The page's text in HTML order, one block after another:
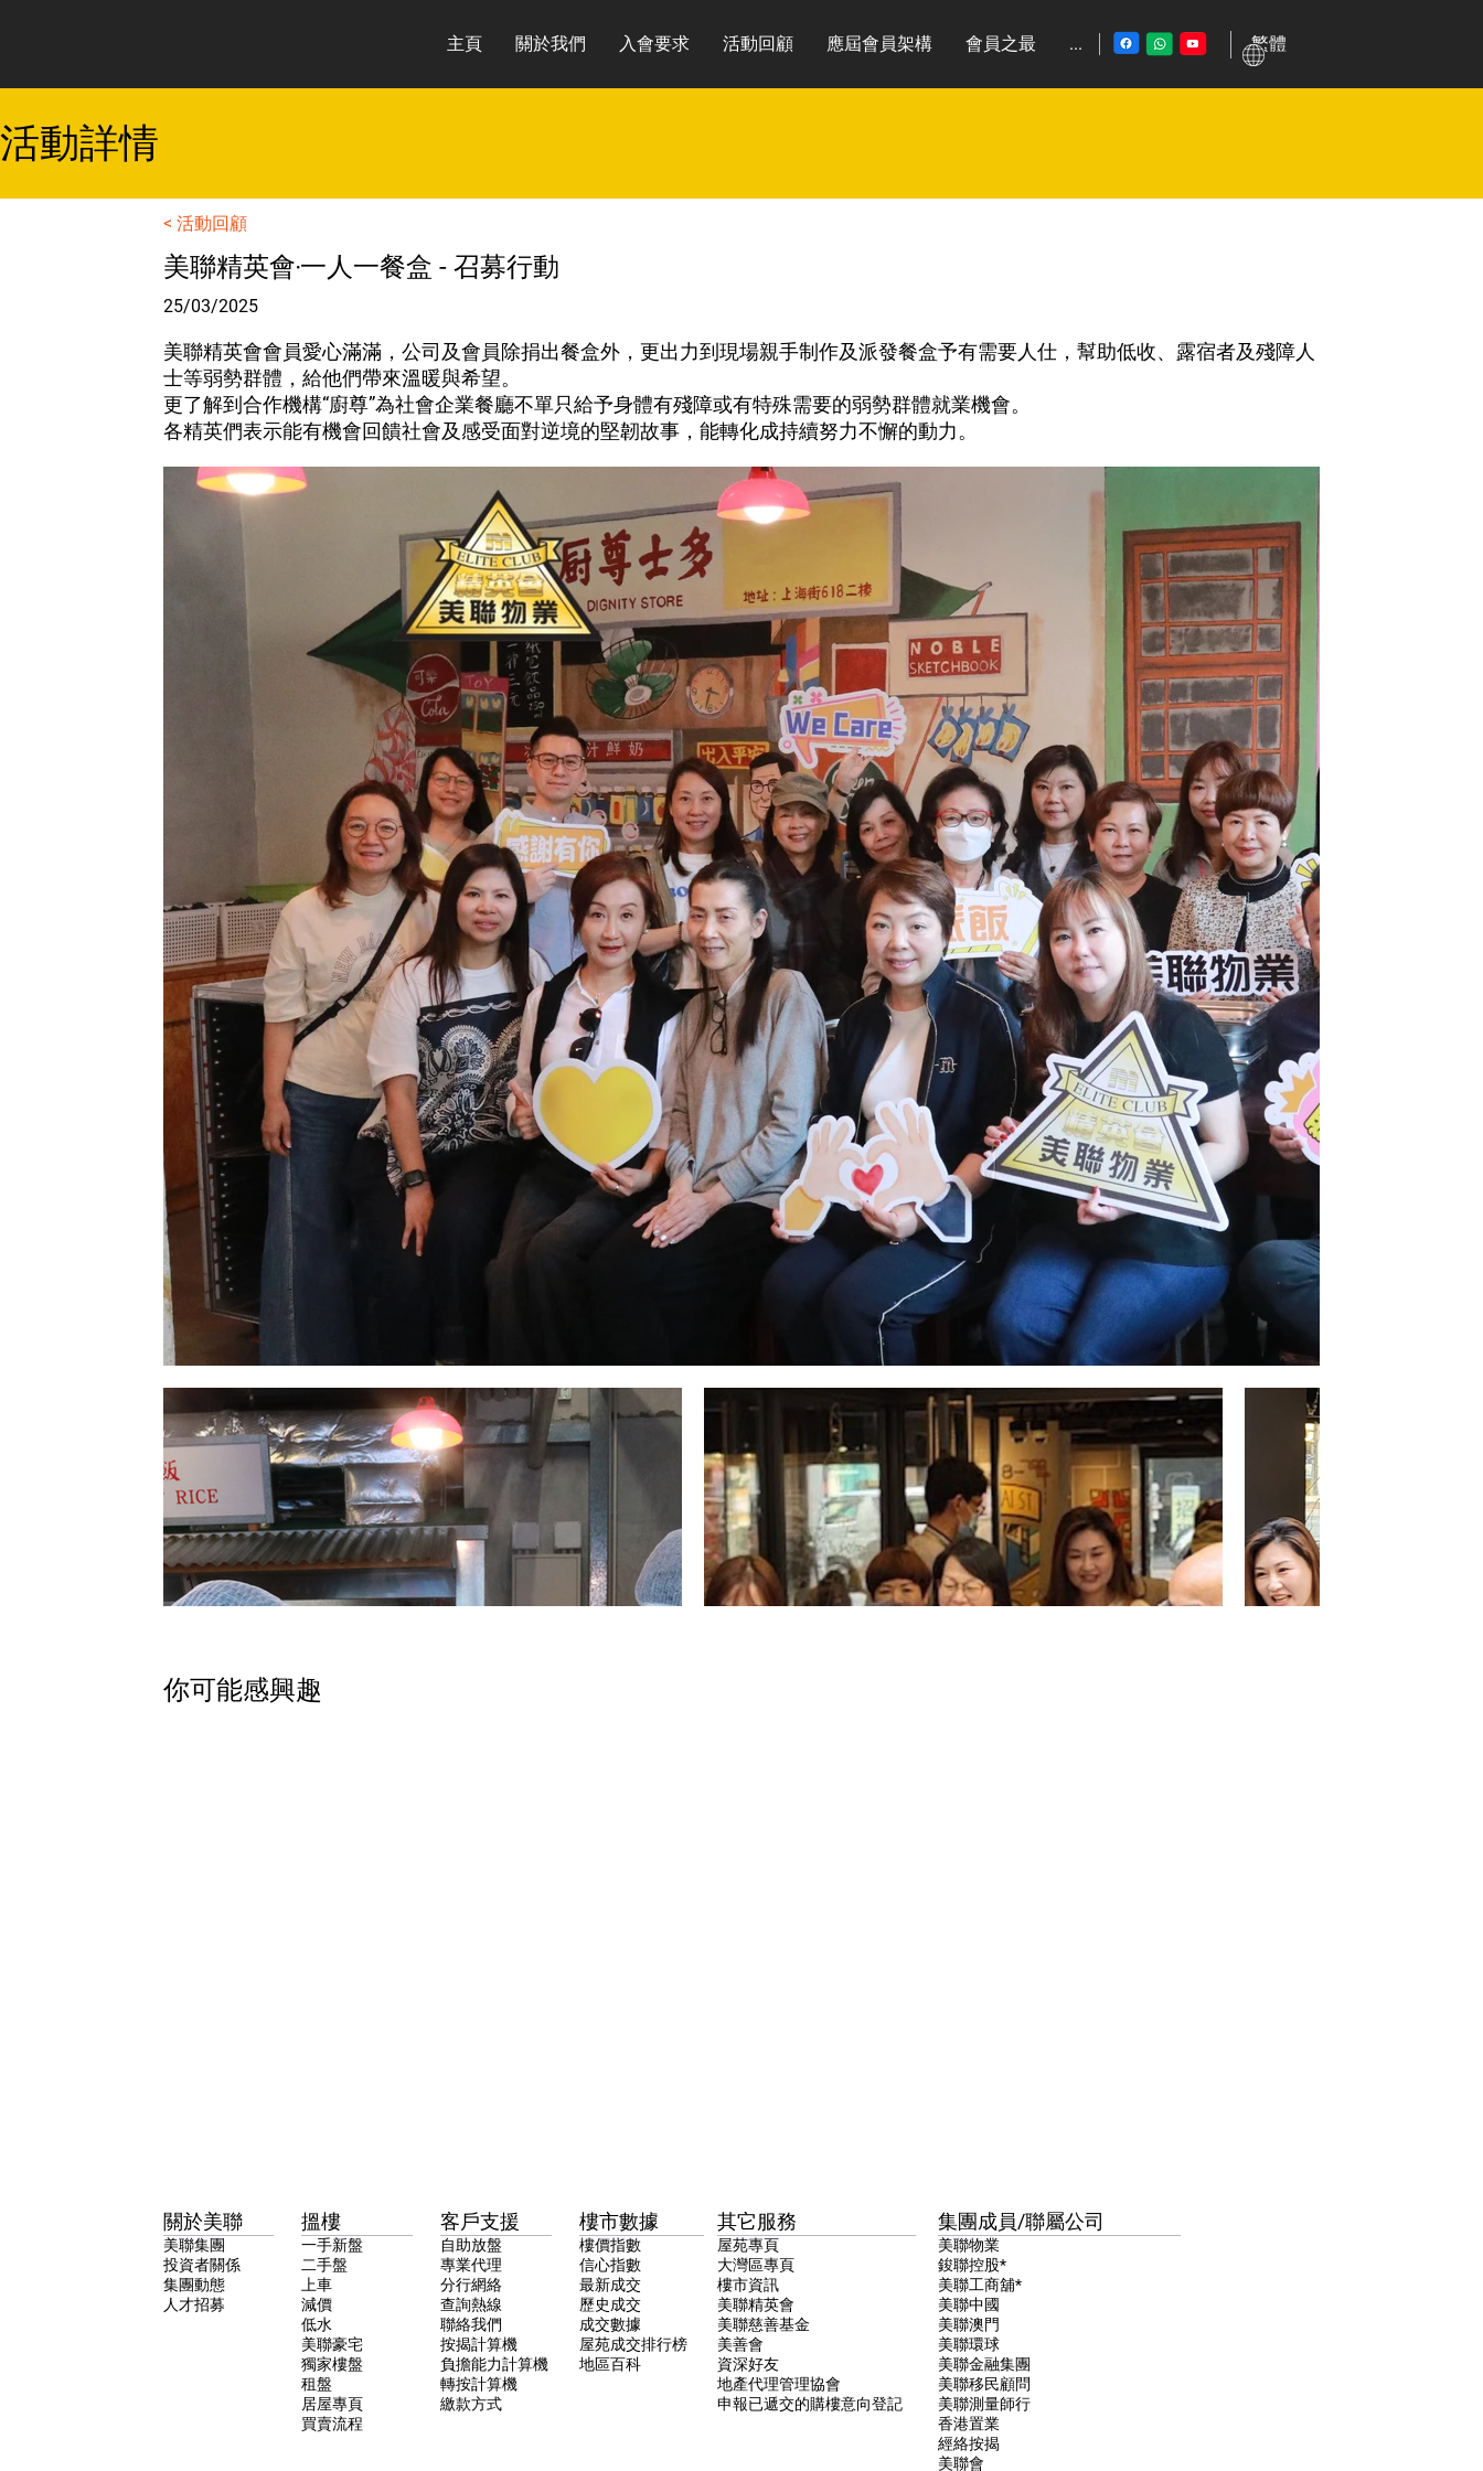
繁體
主頁 關於我們 入會要求 活動回顧 應屆會員架構 會員之最 ...
​活動詳情
美聯精英會會員愛心滿滿，公司及會員除捐出餐盒外，更出力到現場親手制作及派發餐盒予有需要人仕，幫助低收、露宿者及殘障人
士等弱勢群體，給他們帶來溫暖與希望。
更了解到合作機構“廚尊”為社會企業餐廳不單只給予身體有殘障或有特殊需要的弱勢群體就業機會。
各精英們表示能有機會回饋社會及感受面對逆境的堅韌故事，能轉化成持續努力不懈的動力。
25/03/2025
美聯精英會‧一人一餐盒 - 召募行動
< 活動回顧
​你可能感興趣
美聯物業
鋑聯控股*
美聯工商舖*
美聯中國
美聯澳門
美聯環球
美聯金融集團
美聯移民顧問
美聯測量師行
香港置業
經絡按揭
美聯會
集團成員/聯屬公司
屋苑專頁
大灣區專頁
樓市資訊
美聯精英會
美聯慈善基金
美善會
資深好友
地產代理管理協會
申報已遞交的購樓意向登記
其它服務
自助放盤
專業代理
分行網絡
查詢熱線
聯絡我們
按揭計算機
負擔能力計算機
轉按計算機
繳款方式
客戶支援
樓價指數
信心指數
最新成交
歷史成交
成交數據
屋苑成交排行榜
地區百科
樓市數據
一手新盤
二手盤
上車
減價
低水
美聯豪宅
獨家樓盤
租盤
居屋專頁
買賣流程
搵樓
美聯集團
投資者關係
集團動態
人才招募
關於美聯